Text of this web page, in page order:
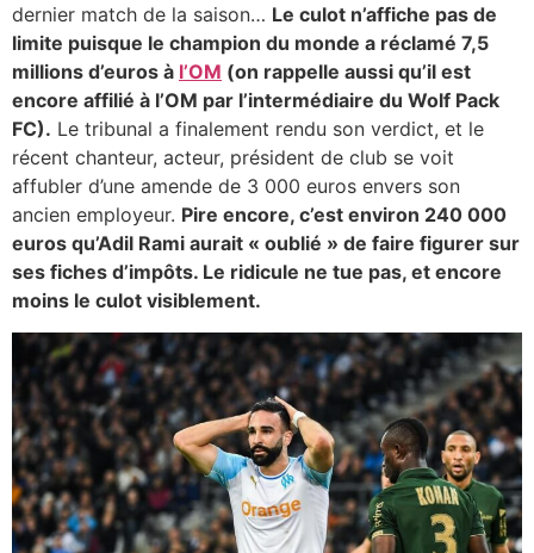
dernier match de la saison… Le culot n’affiche pas de
limite puisque le champion du monde a réclamé 7,5
millions d’euros à l’OM (on rappelle aussi qu’il est
encore affilié à l’OM par l’intermédiaire du Wolf Pack
FC). Le tribunal a finalement rendu son verdict, et le
récent chanteur, acteur, président de club se voit
affubler d’une amende de 3 000 euros envers son
ancien employeur. Pire encore, c’est environ 240 000
euros qu’Adil Rami aurait « oublié » de faire figurer sur
ses fiches d’impôts. Le ridicule ne tue pas, et encore
moins le culot visiblement.